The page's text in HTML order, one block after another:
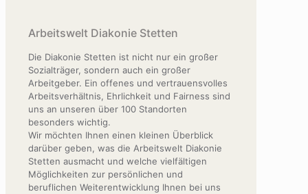
Arbeitswelt Diakonie Stetten
Die Diakonie Stetten ist nicht nur ein großer
Sozialträger, sondern auch ein großer
Arbeitgeber. Ein offenes und vertrauensvolles
Arbeitsverhältnis, Ehrlichkeit und Fairness sind
uns an unseren über 100 Standorten
besonders wichtig.
Wir möchten Ihnen einen kleinen Überblick
darüber geben, was die Arbeitswelt Diakonie
Stetten ausmacht und welche vielfältigen
Möglichkeiten zur persönlichen und
beruflichen Weiterentwicklung Ihnen bei uns